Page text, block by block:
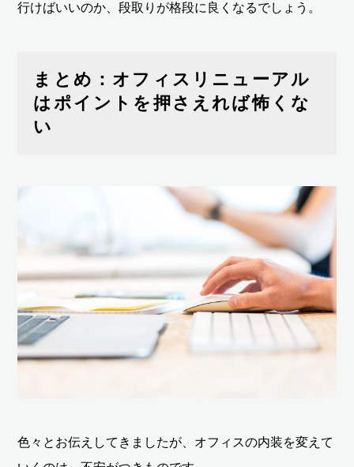
行けばいいのか、段取りが格段に良くなるでしょう。
まとめ：オフィスリニューアル
はポイントを押さえれば怖くな
い
色々とお伝えしてきましたが、オフィスの内装を変えて